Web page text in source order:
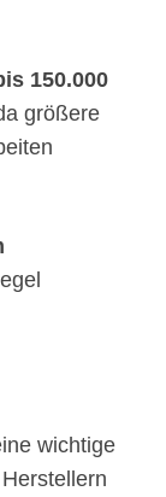
150.000
größere
wichtige